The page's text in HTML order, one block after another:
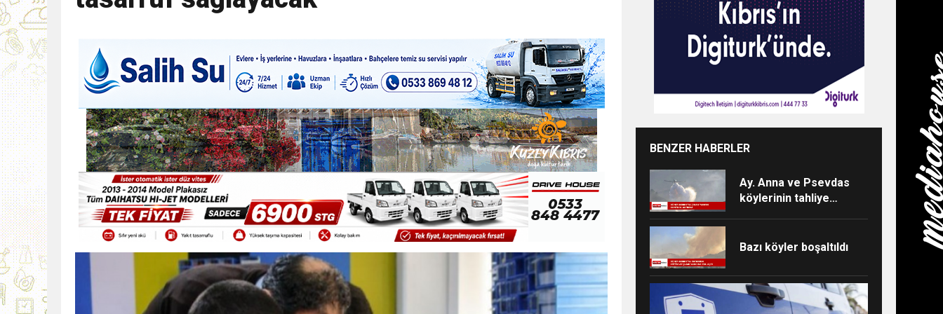
13:49 İran, Hürmüz’de konteyner gemisini hedef aldı
13:42 BEROVA: HAYAT PAHALILIĞI ÖNGÖRÜMÜZ YÜZDE 7.5 İLE 8.5 ARASINDA
20:30 Cumhurbaşkanı Erhürman sergi açılışında fenalaşarak hastaneye kaldırıldı BENZER HABERLER
Ay. Anna ve Psevdas
köylerinin tahliye
Bazı köyler boşaltıldı